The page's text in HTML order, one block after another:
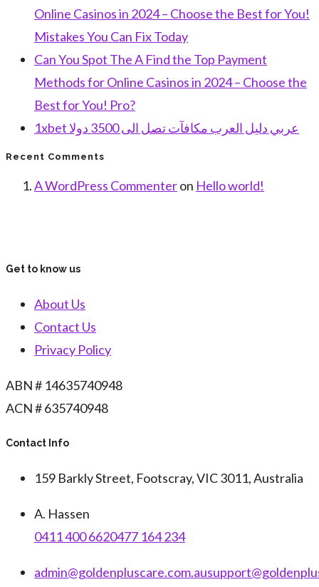
Online Casinos in 2024 – Choose the Best for You!
Mistakes You Can Fix Today
Can You Spot The A Find the Top Payment
Methods for Online Casinos in 2024 – Choose the
Best for You! Pro?
1xbet عربي دليل العرب مكافآت تصل الى 3500 دولا
Recent Comments
A WordPress Commenteron Hello world!
Get to know us
About Us
Contact Us
Privacy Policy
ABN # 14635740948
ACN # 635740948
Contact Info
159 Barkly Street, Footscray, VIC 3011, Australia
A. Hassen
0411 400 6620477 164 234
admin@goldenpluscare.com.au